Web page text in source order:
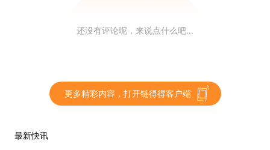
标准将针对 A 和 B 想要执行的特定类型的通信进行高度
这就是 Cosmos 的区块链间通信协议 (IBC) 的用武之地。
还没有评论呢，来说点什么吧...
更多精彩内容，打开链得得客户端
最新快讯